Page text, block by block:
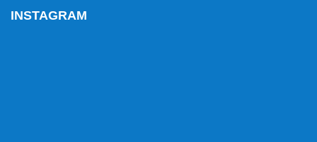
INSTAGRAM